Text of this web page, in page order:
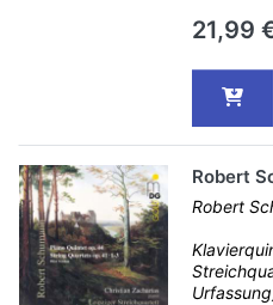
21,99
Robert
Robert